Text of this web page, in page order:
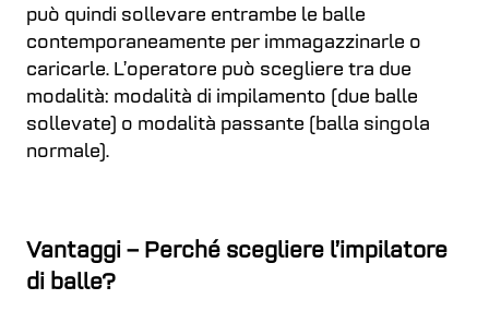
può quindi sollevare entrambe le balle
contemporaneamente per immagazzinarle o
caricarle. L’operatore può scegliere tra due
modalità: modalità di impilamento (due balle
sollevate) o modalità passante (balla singola
normale).
Vantaggi – Perché scegliere l’impilatore
di balle?